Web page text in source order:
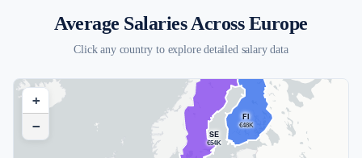
Average Salaries Across Europe
Click any country to explore detailed salary data
FI
€48K
SE
€54K
+
−